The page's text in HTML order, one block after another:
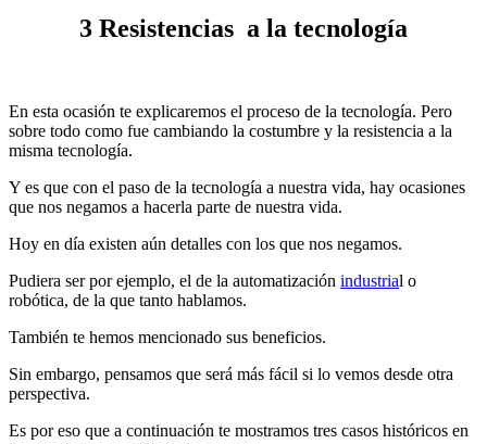
3 Resistencias a la tecnología
En esta ocasión te explicaremos el proceso de la tecnología. Pero
sobre todo como fue cambiando la costumbre y la resistencia a la
misma tecnología.
Y es que con el paso de la tecnología a nuestra vida, hay ocasiones
que nos negamos a hacerla parte de nuestra vida.
Hoy en día existen aún detalles con los que nos negamos.
Pudiera ser por ejemplo, el de la automatización industrial o
robótica, de la que tanto hablamos.
También te hemos mencionado sus beneficios.
Sin embargo, pensamos que será más fácil si lo vemos desde otra
perspectiva.
Es por eso que a continuación te mostramos tres casos históricos en